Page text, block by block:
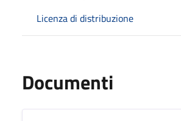
Licenza di distribuzione
Documenti